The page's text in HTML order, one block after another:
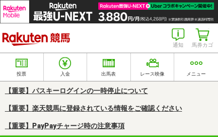
馬券カゴ
通知
投票 入金 出馬表 レース映像 メニュー
【重要】パスキーログインの一時停止について
【重要】楽天競馬に登録されている情報をご確認ください
【重要】PayPayチャージ時の注意事項